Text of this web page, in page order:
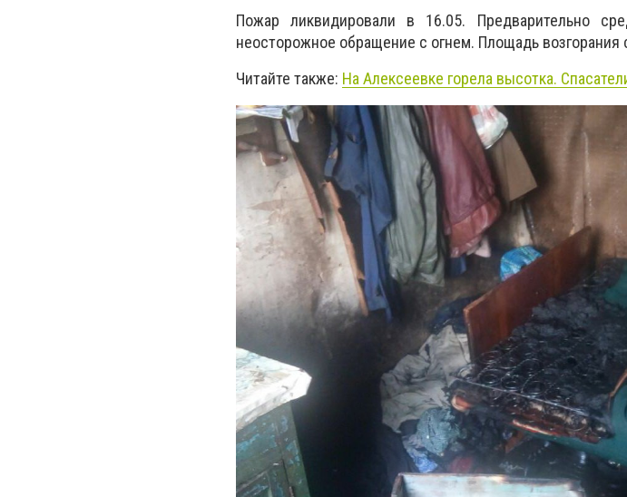
Пожар ликвидировали в 16.05. Предварительно
неосторожное обращение с огнем. Площадь возгорания
Читайте также: На Алексеевке горела высотка.